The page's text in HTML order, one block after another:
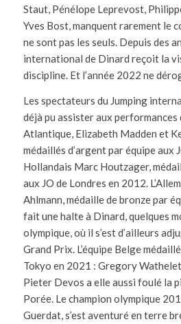
Staut, Pénélope Leprevost,
Yves Bost, manquent rarement le
ne sont pas les seuls. Depuis des
international de Dinard reçoit la
discipline. Et l’année 2022 ne
Les spectateurs du Jumping
déjà pu assister aux performances
Atlantique, Elizabeth Madden et
médaillés d’argent par équipe aux
Hollandais Marc Houtzager,
aux JO de Londres en 2012.
Ahlmann, médaille de bronze par
fait une halte à Dinard, quelques
olympique, où il s’est d’ailleurs
Grand Prix. L’équipe Belge
Tokyo en 2021 : Gregory
Pieter Devos a elle aussi foulé la
Porée. Le champion olympique
Guerdat, s’est aventuré en terre